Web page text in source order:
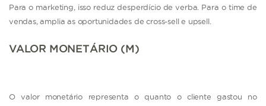
Para o marketing, isso reduz desperdício de verba. Para o time de
vendas, amplia as oportunidades de cross-sell e upsell.
VALOR MONETÁRIO (M)
O valor monetário representa o quanto o cliente gastou no